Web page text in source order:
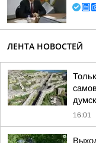
ЛЕНТА НОВОСТЕЙ
16:01